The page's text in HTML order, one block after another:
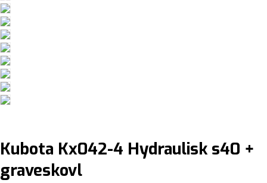
Kubota Kx042-4 Hydraulisk s40 +
graveskovl